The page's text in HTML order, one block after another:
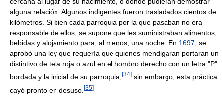
cercana al lugar de su nacimiento, o donde pudieran demostrar
alguna relación. Algunos indigentes fueron trasladados cientos de
kilómetros. Si bien cada parroquia por la que pasaban no era
responsable de ellos, se supone que les suministraban alimentos,
bebidas y alojamiento para, al menos, una noche. En 1697, se
aprobó una ley que requería que quienes mendigaran portaran un
distintivo de tela roja o azul en el hombro derecho con un letra "P"
bordada y la inicial de su parroquia; [34] sin embargo, esta práctica
cayó pronto en desuso. [35]